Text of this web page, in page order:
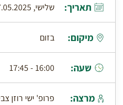
תאריך: שלישי, 27.05.2025, כ"ט באייר תשפ"ה
מיקום: בזום
שעה: 16:00 - 17:45
מרצה: פרופ' ישי רוזן